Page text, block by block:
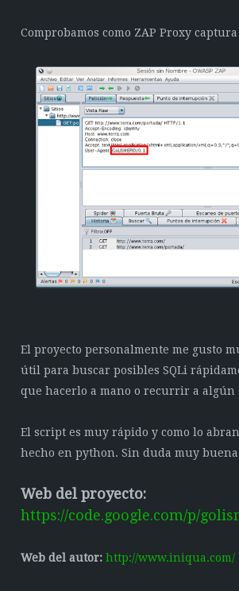
Comprobamos como ZAP Proxy
El proyecto personalmente me gusto
útil para buscar posibles SQLi
que hacerlo a mano o recurrir a algún
El script es muy rápido y como lo
hecho en python. Sin duda muy
Web del proyecto:
https://code.google.com/p/
Web del autor: http://www.iniqua.com/